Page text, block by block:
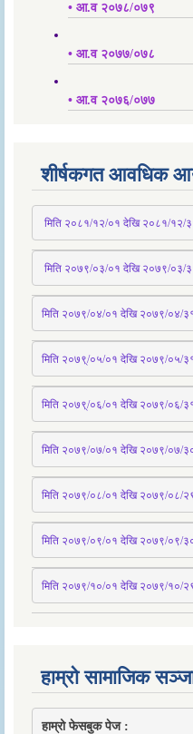
• आ.व २०७८/०७९
• आ.व २०७७/०७८
• आ.व २०७६/०७७
शीर्षकगत आवधिक
मिति २०८१/१२/०१ देखि २०८१/१२/
मिति २०७९/०३/०१ देखि २०७९/०३/
मिति २०७९/०४/०१ देखि २०७९/०४/
मिति २०७९्/०५/०१ देखि २०७९/०५/
मिति २०७९्/०६/०१ देखि २०७९/०६/
मिति २०७९/०७/०१ देखि २०७९/०७/
मिति २०७९/०८/०१ देखि २०७९/०८/
मिति २०७९/०९/०१ देखि २०७९/०९/
मिति २०७९/१०/०१ देखि २०७९/१०/
हाम्रो सामाजिक
हाम्रो फेसबुक पेज :